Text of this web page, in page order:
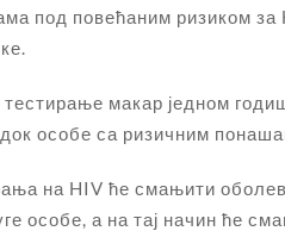
под повећаним ризиком
макар једном
особе са ризичним
на HIV ће смањити
особе, а на тај начин ће